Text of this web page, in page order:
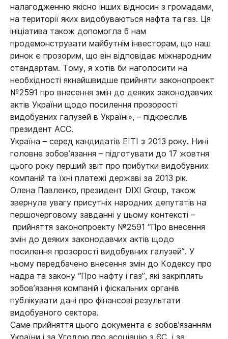
налагодженню якісно інших відносин з громадами,
на території яких видобуваються нафта та газ. Ця
ініціатива також допомогла б нам
продемонструвати майбутнім інвесторам, що наш
ринок є прозорим, що він відповідає міжнародним
стандартам. Тому, я хотів би наголосити на
необхідності якнайшвидше прийняти законопроект
№2591 про внесення змін до деяких законодавчих
актів України щодо посилення прозорості
видобувних галузей в Україні», – підкреслив
президент АСС.
Україна – серед кандидатів EITI з 2013 року. Нині
головне зобов’язання – підготувати до 17 жовтня
цього року перший звіт про прибутки видобувних
компаній та їхні платежі державі за 2013 рік.
Олена Павленко, президент DIXI Group, також
звернула увагу присутніх народних депутатів на
першочерговому завданні у цьому контексті –
прийняття законопроекту №2591 “Про внесення
змін до деяких законодавчих актів щодо
посилення прозорості видобувних галузей”. У
ньому передбачено внесення змін до Кодексу про
надра та закону “Про нафту і газ”, які закріплять
зобов’язання компаній і фіскальних органів
публікувати дані про фінансові результати
видобувного сектора.
Саме прийняття цього документа є зобов’язанням
України і за Угодою про асоціацію з ЄС і за